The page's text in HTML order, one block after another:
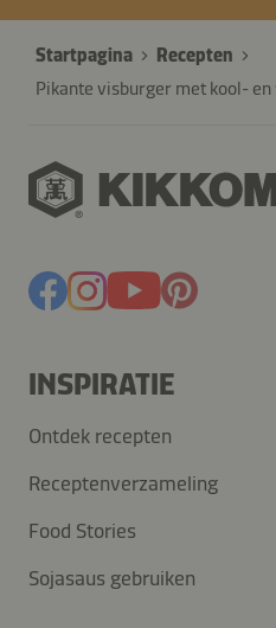
Startpagina
Recepten
Pikante visburger met kool-
INSPIRATIE
Ontdek recepten
Receptenverzameling
Food Stories
Sojasaus gebruiken